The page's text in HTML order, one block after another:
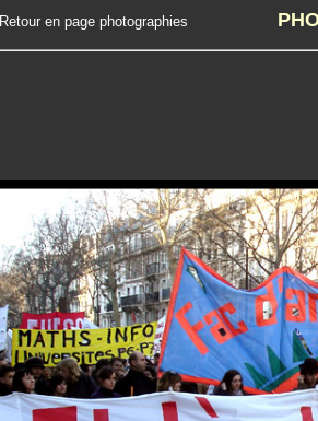
Retour en page photographies